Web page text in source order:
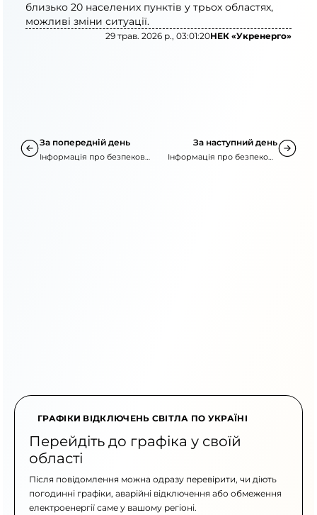
близько 20 населених пунктів у трьох областях,
можливі зміни ситуації.
29 трав. 2026 р., 03:01:20НЕК «Укренерго»
За попередній день
Інформація про безпекову
За наступний день
Інформація про безпекову
ГРАФІКИ ВІДКЛЮЧЕНЬ СВІТЛА ПО УКРАЇНІ
Перейдіть до графіка у своїй
області
Після повідомлення можна одразу перевірити, чи діють
погодинні графіки, аварійні відключення або обмеження
електроенергії саме у вашому регіоні.